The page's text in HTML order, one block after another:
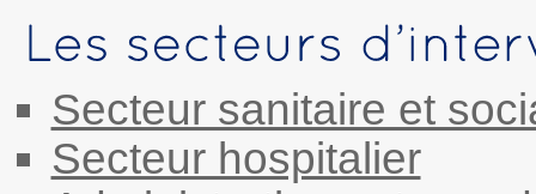
Secteur sanitaire et
Secteur hospitalier